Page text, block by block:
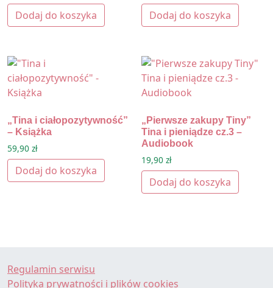
Dodaj do koszyka Dodaj do koszyka
„Tina i ciałopozytywność”
– Książka
59,90 zł
Dodaj do koszyka
„Pierwsze zakupy Tiny”
Tina i pieniądze cz.3 –
Audiobook
19,90zł
Dodaj do koszyka
Regulamin serwisu
Polityka prywatności i plików cookies